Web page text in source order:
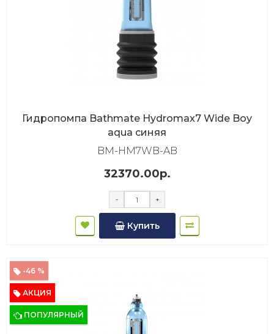
Гидропомпа Bathmate Hydromax7 Wide Boy
aqua синяя
BM-HM7WB-AB
32370.00р.
- +
Купить
-46 %
АКЦИЯ
ПОПУЛЯРНЫЙ